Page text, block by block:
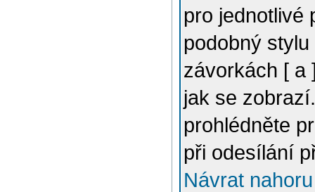
pro jednotlivé
podobný
závorkách [ a
jak se
prohlédněte
při odesílání
Návrat nahoru